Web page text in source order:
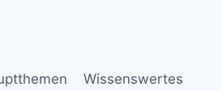
Wissenswertes